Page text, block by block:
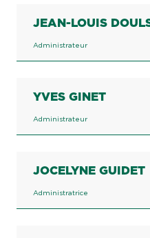
JEAN-LOUIS
Administrateur
YVES GINET
Administrateur
JOCELYNE GUIDET
Administratrice